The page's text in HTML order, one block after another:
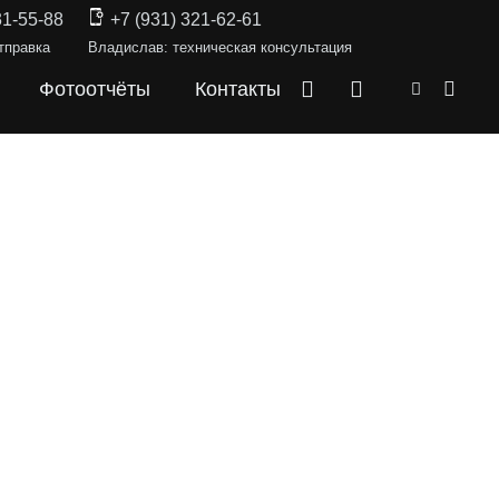
55-88 +7 (931) 321-62-61
Владислав: техническая консультация
Фотоотчёты Контакты